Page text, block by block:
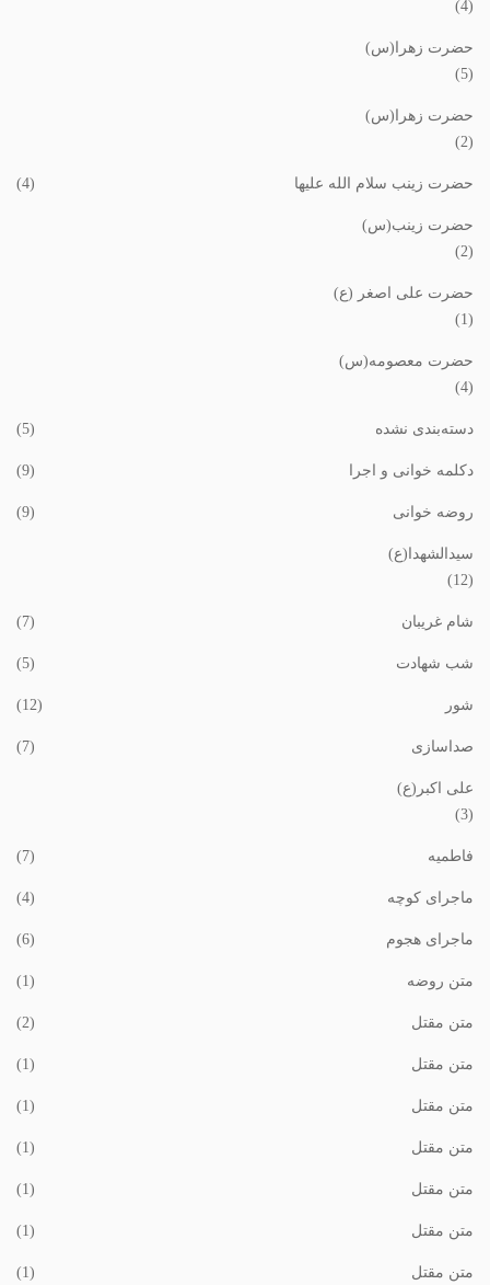
(4)
حضرت زهرا(س)
(5)
حضرت زهرا(س)
(2)
حضرت زینب سلام الله علیها (4)
حضرت زینب(س)
(2)
حضرت علی اصغر (ع)
(1)
حضرت معصومه(س)
(4)
دسته‌بندی نشده (5)
دکلمه خوانی و اجرا (9)
روضه خوانی (9)
سیدالشهدا(ع)
(12)
شام غریبان (7)
شب شهادت (5)
شور (12)
صداسازی (7)
علی اکبر(ع)
(3)
فاطمیه (7)
ماجرای کوچه (4)
ماجرای هجوم (6)
متن روضه (1)
متن مقتل (2)
متن مقتل (1)
متن مقتل (1)
متن مقتل (1)
متن مقتل (1)
متن مقتل (1)
متن مقتل (1)